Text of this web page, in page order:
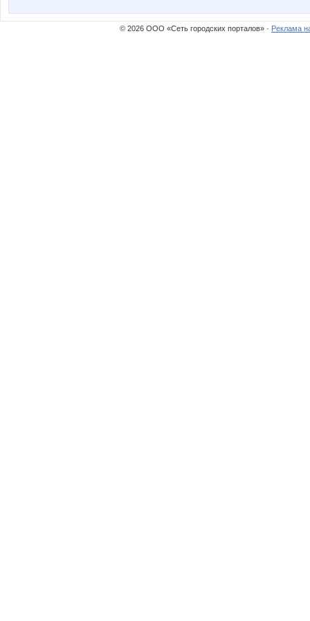
© 2026 ООО «Сеть городских порталов» · Реклама